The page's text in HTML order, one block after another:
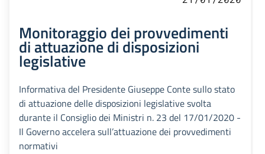
Monitoraggio dei provvedimenti
di attuazione di disposizioni
legislative
Informativa del Presidente Giuseppe Conte sullo stato
di attuazione delle disposizioni legislative svolta
durante il Consiglio dei Ministri n. 23 del 17/01/2020 -
Il Governo accelera sull’attuazione dei provvedimenti
normativi